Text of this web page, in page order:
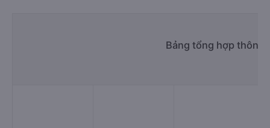
Bảng tổng hợp thông